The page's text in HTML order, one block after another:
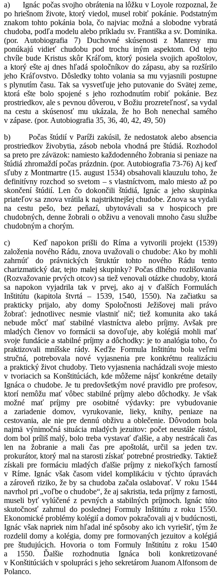
a) Ignác počas svojho obrátenia na lôžku v Loyole rozpoznal, že
po hriešnom živote, ktorý viedol, musel robiť pokánie. Podstatným
znakom tohto pokánia bola, čo najviac možná a slobodne vybratá
chudoba, podľa modelu alebo príkladu sv. Františka a sv. Dominika.
(por. Autobiografia 7) Duchovné skúsenosti z Manresy mu
ponúkajú vidieť chudobu pod trochu iným aspektom. Od tejto
chvíle bude Kristus skôr Kráľom, ktorý posiela svojich apoštolov,
a ktorý ešte aj dnes hľadá spoločníkov do zápasu, aby sa rozšírilo
jeho Kráľovstvo. Dôsledky tohto volania sa mu vyjasnili postupne
s plynutím času. Tak sa vysvetľuje jeho putovanie do Svätej zeme,
ktorá ešte bolo spojené s jeho rozhodnutím robiť pokánie. Bez
prostriedkov, ale s pevnou dôverou, v Božiu prozreteľnosť, sa vydal
na cestu a skúsenosť mu ukázala, že ho Boh nenechal samého
v zápase. (por. Autobiografia 35, 36, 40, 42, 49, 50)
b) Počas štúdií v Paríži zakúsil, že nedostatok alebo absencia
prostriedkov živobytia, zásob nebola vhodná pre štúdiá. Rozhodol
sa preto pre záväzok: namiesto každodenného žobrania si peniaze na
štúdiá zhromaždí počas prázdnin. (por. Autobiografia 73-76) Aj keď
sľuby z Montmartre (15. august 1534) obsahovali klauzulu toho, že
definitívny rozchod so svetom – s vlastníctvom, malo miesto až po
skončení štúdií. Len čo dokončili štúdiá, Ignác a jeho skupinka
priateľov sa znova vrátila k najstriktnejšej chudobe. Znova sa vydali
na cestu pešo, bez peňazí, ubytovávali sa v hospicoch pre
chudobných, denne žobrali o obživu a venovali mnoho času službe
chudobným a chorým.
c) Keď napokon prišli do Ríma a vytvorili projekt (1539)
založenia nového Rádu, znova uvažovali o chudobe: Ako by mohli
zahrnúť do právnických štruktúr tohto nového Rádu tento
charizmatický dar, tejto malej skupinky? Počas dlhého rozlišovania
(Rozvažovanie prvých otcov) sa tiež venovali otázke chudoby, ktorá
sa napokon vyjadrila tak v prvej, ako aj v ďalších Formulách
Inštitútu (kapitola štvrtá – 1539, 1540, 1550). Na začiatku sa
prakticky prijalo, aby domy Spoločnosti Ježišovej mali právo
žobrať: jednotlivec nesmie vlastniť nič; tiež komunita ako taká
nebude môcť mať stabilné vlastníctva alebo príjmy. Avšak pre
mladých členov vo formácii sa dovoľuje, aby kolégiá mohli mať
svoje fundácie a stabilné príjmy a dôchodky: je to analógia toho, čo
praktizovali mníšske rády. Keďže Formula Inštitútu bola veľmi
stručná, potrebovala nové vyjasnenia pre konkrétnu realizáciu
a praktický život chudoby. Tieto vyjasnenia nachádzali svoje miesto
v tvoriacich sa Konštitúciách, kde môžeme nájsť konkrétne detaily
Ignáca o chudobe. Je tu predovšetkým nové pravidlo pre profesov,
ktorí nemôžu mať vôbec stabilné príjmy alebo dôchodky. Je však
možné mať príjmy pre osobitné výdavky: pre vybudovanie
a zariadenie domov, vyrukovanie, lieky, knihy, peniaze na
cestovania, ale nie pre dennú obživu a oblečenie. Dôvodom bola
najmä výnimočná situácia mladých jezuitov: počet neustále rástol,
dom bol príliš malý, bolo treba vystavať ďalšie, a aby nestrácali čas
len na žobranie a mali čas pre apoštolát, určil sa jeden tzv.
prokurátor, ktorý mal na starosti získať potrebné prostriedky. Taktiež
získali pre formáciu mladých ďalšie príjmy z niekoľkých farností
v Ríme. Ignác však časom videl komplikáciu v týchto úpravách
a zároveň riziko, že by sa chudoba začala oslabovať. V roku 1544
navrhol pri „voľbe o chudobe“, že aj sakristia, teda príjmy z farnosti,
museli byť vylúčené z pevných a stabilných príjmoch. Ignác túto
skutočnosť zahrnul do poslednej Formuly Inštitútu z roku 1550.
Ekonomické problémy kolégií a domov pokračovali aj v budúcnosti,
Ignác však napriek nim hľadal iné spôsoby ako ich vyriešiť, tým že
rozdelil domy a kolégia, domy pre formovaných jezuitov a kolégiá
pre študujúcich. Hovoria o tom Formuly Inštitútu z roku 1540
a 1550. Ďalšie rozhodnutia Ignáca boli konkretizované
v Konštitúciách v spolupráci s jeho sekretárom Juanom Alfonsom de
Polanco.